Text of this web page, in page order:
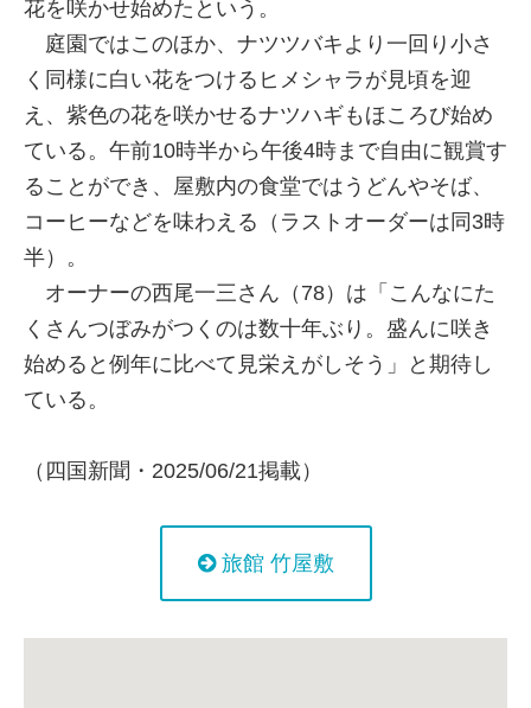
花を咲かせ始めたという。
庭園ではこのほか、ナツツバキより一回り小さ
く同様に白い花をつけるヒメシャラが見頃を迎
え、紫色の花を咲かせるナツハギもほころび始め
ている。午前10時半から午後4時まで自由に観賞す
ることができ、屋敷内の食堂ではうどんやそば、
コーヒーなどを味わえる（ラストオーダーは同3時
半）。
オーナーの西尾一三さん（78）は「こんなにた
くさんつぼみがつくのは数十年ぶり。盛んに咲き
始めると例年に比べて見栄えがしそう」と期待し
ている。
（四国新聞・2025/06/21掲載）
旅館 竹屋敷